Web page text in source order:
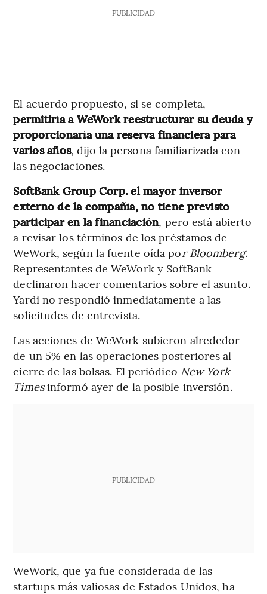
PUBLICIDAD
El acuerdo propuesto, si se completa,
permitiría a WeWork reestructurar su deuda y
proporcionaría una reserva financiera para
varios años, dijo la persona familiarizada con
las negociaciones.
SoftBank Group Corp. el mayor inversor
externo de la compañía, no tiene previsto
participar en la financiación, pero está abierto
a revisar los términos de los préstamos de
WeWork, según la fuente oída por Bloomberg.
Representantes de WeWork y SoftBank
declinaron hacer comentarios sobre el asunto.
Yardi no respondió inmediatamente a las
solicitudes de entrevista.
Las acciones de WeWork subieron alrededor
de un 5% en las operaciones posteriores al
cierre de las bolsas. El periódico New York
Timesinformó ayer de la posible inversión.
PUBLICIDAD
WeWork, que ya fue considerada de las
startups más valiosas de Estados Unidos, ha